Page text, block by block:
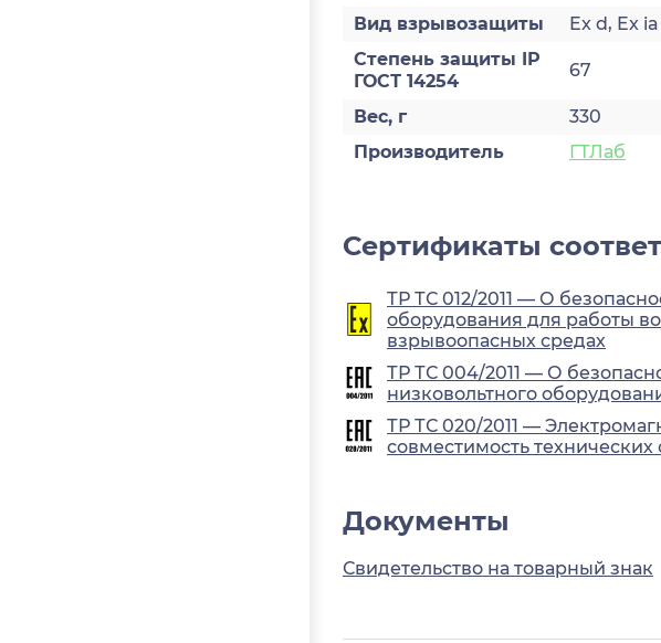
Вид взрывозащиты
Ex d, Ex ia
Степень защиты IP
ГОСТ 14254
67
Вес, г
330
Производитель
ГТЛаб
Сертификаты
ТР ТС 012/2011 — О
оборудования для работы во
взрывоопасных средах
ТР ТС 004/2011 — О
низковольтного
ТР ТС 020/2011 —
совместимость технических
Документы
Свидетельство на товарный знак